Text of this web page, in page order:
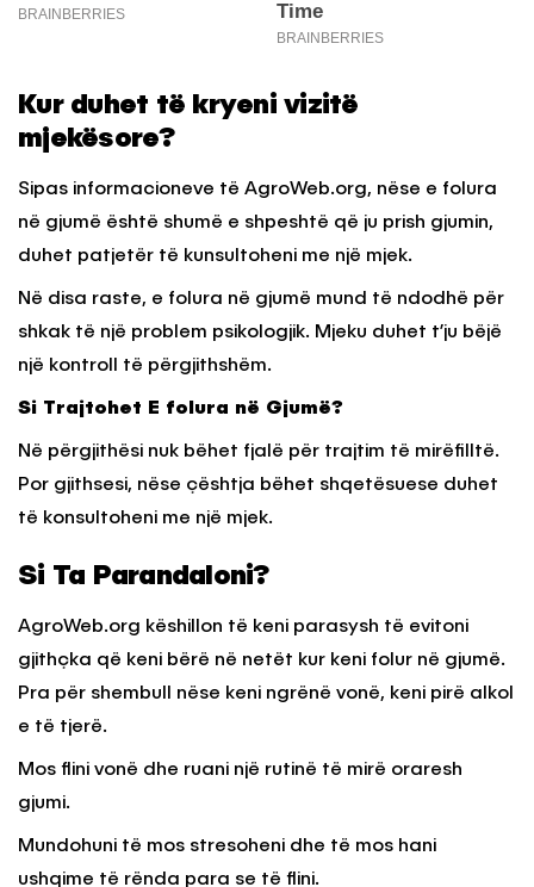
Kur duhet të kryeni vizitë
mjekësore?
Sipas informacioneve të AgroWeb.org, nëse e folura
në gjumë është shumë e shpeshtë që ju prish gjumin,
duhet patjetër të kunsultoheni me një mjek.
Në disa raste, e folura në gjumë mund të ndodhë për
shkak të një problem psikologjik. Mjeku duhet t’ju bëjë
një kontroll të përgjithshëm.
Si Trajtohet E folura në Gjumë?
Në përgjithësi nuk bëhet fjalë për trajtim të mirëfilltë.
Por gjithsesi, nëse çështja bëhet shqetësuese duhet
të konsultoheni me një mjek.
Si Ta Parandaloni?
AgroWeb.org këshillon të keni parasysh të evitoni
gjithçka që keni bërë në netët kur keni folur në gjumë.
Pra për shembull nëse keni ngrënë vonë, keni pirë alkol
e të tjerë.
Mos flini vonë dhe ruani një rutinë të mirë oraresh
gjumi.
Mundohuni të mos stresoheni dhe të mos hani
ushqime të rënda para se të flini.